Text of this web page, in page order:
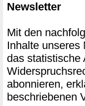
Newsletter
Mit den
Inhalte unseres
das statistische
abonnieren,
beschriebenen